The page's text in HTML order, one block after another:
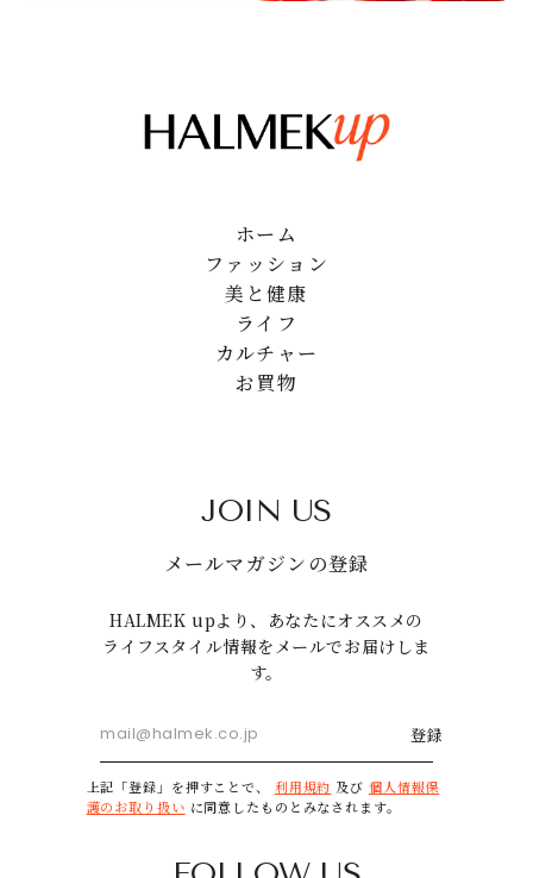
ホーム
ファッション
美と健康
ライフ
カルチャー
お買物
JOIN US
メールマガジンの登録
HALMEK upより、あなたにオススメの
ライフスタイル情報をメールでお届けしま
す。
登録
上記「登録」を押すことで、 利用規約 及び 個人情報保
護のお取り扱い に同意したものとみなされます。